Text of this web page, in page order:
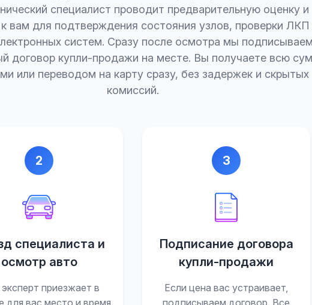
специалист проводит предварительную оценку и
вам для подтверждения состояния узлов, проверки ЛКП
систем. Сразу после осмотра мы подписываем
договор купли-продажи на месте. Вы получаете всю
или переводом на карту сразу, без задержек и скрытых
комиссий.
2
специалиста и
осмотр авто
приезжает в
для вас место и время.
3
Подписание договора
купли-продажи
Если цена вас устраивает,
подписываем договор. Все